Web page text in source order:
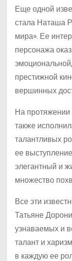
Еще одной
стала Наташа
мира». Ее
персонажа
престижной
вершинных
На
также
талантливых
ее
элегантный и
множество
Все эти
Татьяне
узнаваемых и
талант и
в каждую ее